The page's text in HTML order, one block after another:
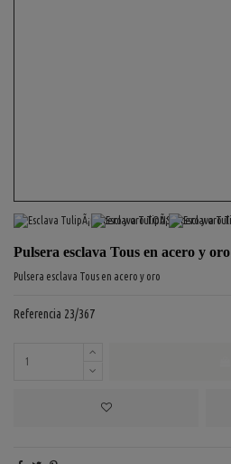
Pulsera esclava Tous en acero y oro
Pulsera esclava Tous en acero y oro
Referencia 23/367